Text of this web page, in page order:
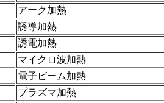
アーク加熱
誘導加熱
誘電加熱
マイクロ波加熱
電子ビーム加熱
プラズマ加熱